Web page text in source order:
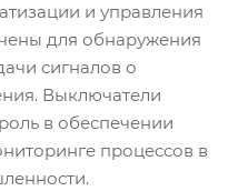
и управления
для обнаружения
сигналов о
Выключатели
в обеспечении
процессов в